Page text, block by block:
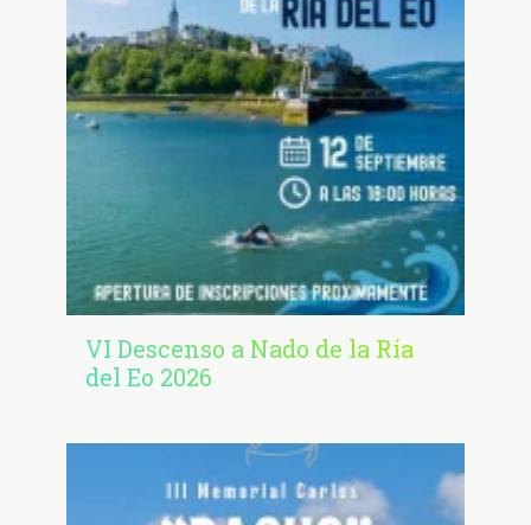
VI Descenso a Nado de la Ría
del Eo 2026